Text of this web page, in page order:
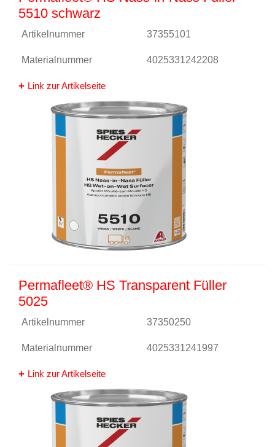
5510 schwarz
Artikelnummer 37355101
Materialnummer 4025331242208
Link zur Artikelseite
Permafleet® HS Transparent Füller
5025
Artikelnummer 37350250
Materialnummer 4025331241997
Link zur Artikelseite